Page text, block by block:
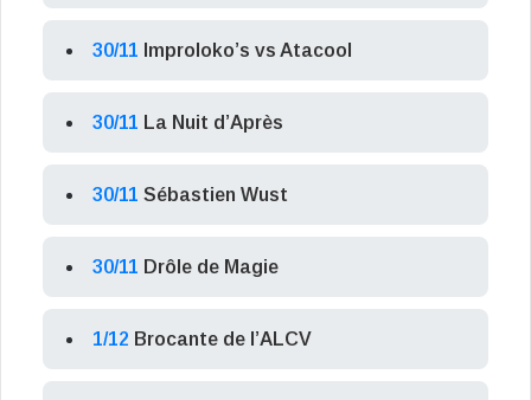
30/11 Improloko’s vs Atacool
30/11 La Nuit d’Après
30/11 Sébastien Wust
30/11 Drôle de Magie
1/12 Brocante de l’ALCV